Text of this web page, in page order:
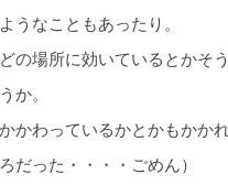
うなこともあったり。
の場所に効いているとかそ
か。
かわっているかとかもかか
だった・・・・ごめん）